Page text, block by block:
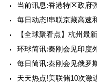
当前讯息:香港特区政府
每日动态!串联京藏高
【全球聚看点】杭州最
环球简讯:秦刚会见印度
每日简讯:秦刚会见俄罗
天天热点!美联储10次激